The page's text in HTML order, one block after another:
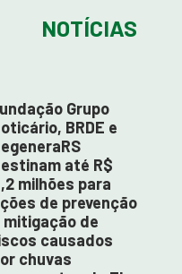
NOTÍCIAS
Grupo
BRDE e
até R$
milhões para
de prevenção
mitigação de
causados
chuvas